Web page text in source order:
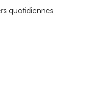
quotidiennes